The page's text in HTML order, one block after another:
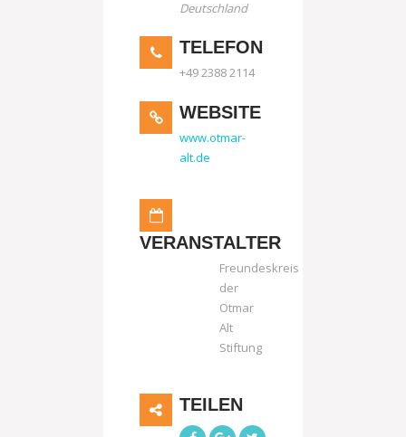
Deutschland
TELEFON
+49 2388 2114
WEBSITE
www.otmar-
alt.de
VERANSTALTER
Freundeskreis
der
Otmar
Alt
Stiftung
TEILEN